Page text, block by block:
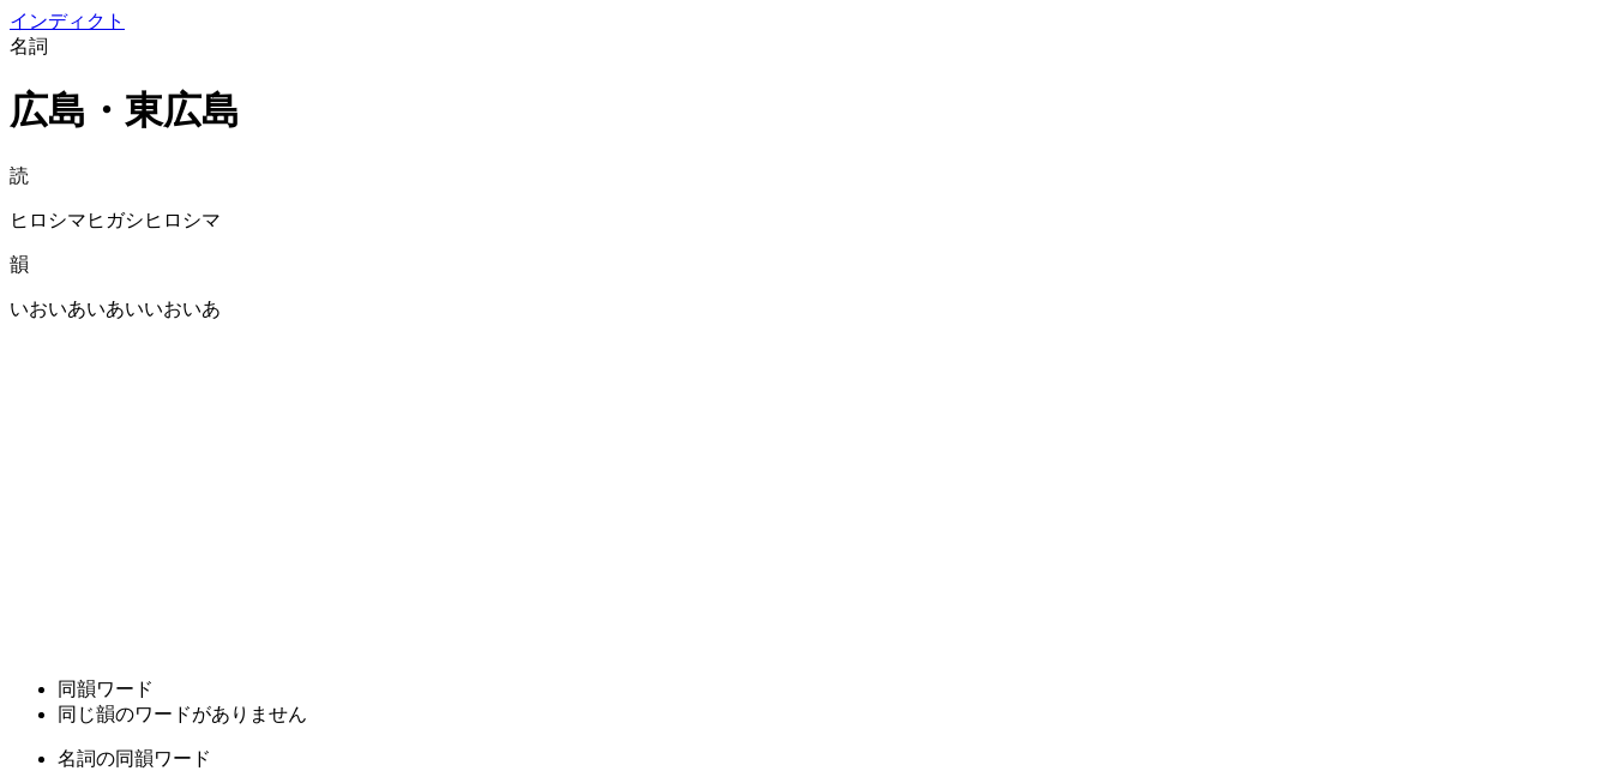
インディクト
名詞
広島・東広島
読
ヒロシマヒガシヒロシマ
韻
いおいあいあいいおいあ
同韻ワード
同じ韻のワードがありません
名詞の同韻ワード